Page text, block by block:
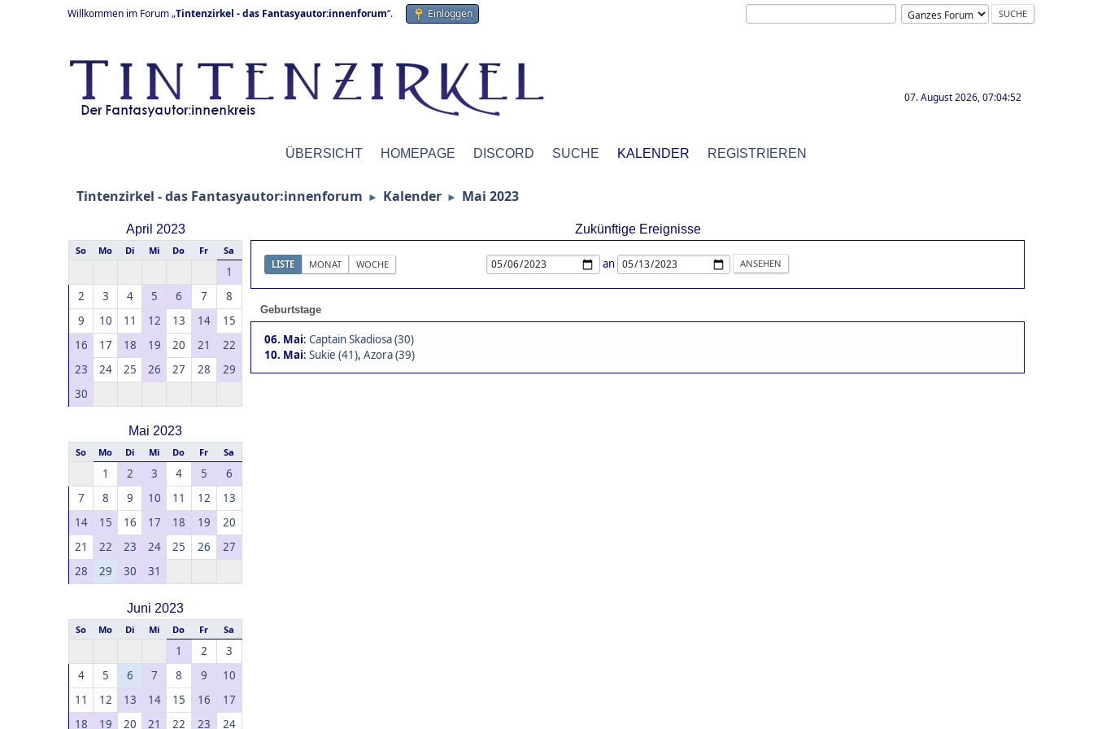
Willkommen im Forum „Tintenzirkel - das Fantasyautor:innenforum“. Einloggen
07. August 2026, 07:04:52
ÜBERSICHT HOMEPAGE DISCORD SUCHE KALENDER REGISTRIEREN
Tintenzirkel - das Fantasyautor:innenforum ► Kalender ► Mai 2023
April 2023
So Mo Di Mi Do Fr Sa
1
2
3 4 5 6 7
8
9
10 11 12 13 14
15
16
17 18 19 20 21
22
23
24 25 26 27 28
29
30
Mai 2023
So Mo Di Mi Do Fr Sa
1 2 3 4 5
6
7
8 9 10 11 12
13
14
15 16 17 18 19
20
21
22 23 24 25 26
27
28
29 30 31
Juni 2023
So Mo Di Mi Do Fr Sa
1 2
3
4
5 6 7 8 9
10
11
12 13 14 15 16
17
18
19 20 21 22 23 24
Zukünftige Ereignisse
LISTE MONAT WOCHE an
Geburtstage
06. Mai: Captain Skadiosa (30)
10. Mai: Sukie (41), Azora (39)